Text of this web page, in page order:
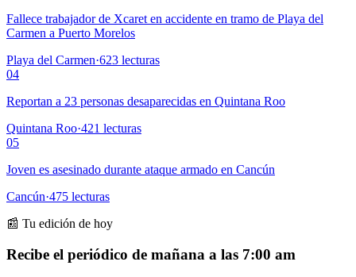
Fallece trabajador de Xcaret en accidente en tramo de Playa del
Carmen a Puerto Morelos
Playa del Carmen·623 lecturas
04
Reportan a 23 personas desaparecidas en Quintana Roo
Quintana Roo·421 lecturas
05
Joven es asesinado durante ataque armado en Cancún
Cancún·475 lecturas
📰 Tu edición de hoy
Recibe el periódico de mañana a las 7:00 am